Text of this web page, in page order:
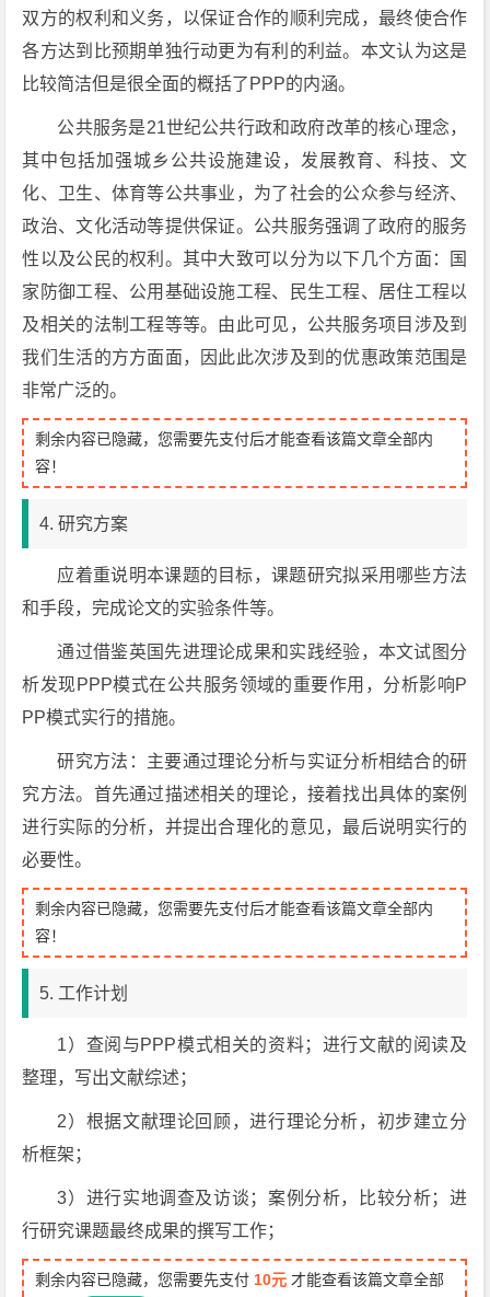
双方的权利和义务，以保证合作的顺利完成，最终使合作
各方达到比预期单独行动更为有利的利益。本文认为这是
比较简洁但是很全面的概括了PPP的内涵。
公共服务是21世纪公共行政和政府改革的核心理念，
其中包括加强城乡公共设施建设，发展教育、科技、文
化、卫生、体育等公共事业，为了社会的公众参与经济、
政治、文化活动等提供保证。公共服务强调了政府的服务
性以及公民的权利。其中大致可以分为以下几个方面：国
家防御工程、公用基础设施工程、民生工程、居住工程以
及相关的法制工程等等。由此可见，公共服务项目涉及到
我们生活的方方面面，因此此次涉及到的优惠政策范围是
非常广泛的。
剩余内容已隐藏，您需要先支付后才能查看该篇文章全部内
容！
4. 研究方案
应着重说明本课题的目标，课题研究拟采用哪些方法
和手段，完成论文的实验条件等。
通过借鉴英国先进理论成果和实践经验，本文试图分
析发现PPP模式在公共服务领域的重要作用，分析影响P
PP模式实行的措施。
研究方法：主要通过理论分析与实证分析相结合的研
究方法。首先通过描述相关的理论，接着找出具体的案例
进行实际的分析，并提出合理化的意见，最后说明实行的
必要性。
剩余内容已隐藏，您需要先支付后才能查看该篇文章全部内
容！
5. 工作计划
1）查阅与PPP模式相关的资料；进行文献的阅读及
整理，写出文献综述；
2）根据文献理论回顾，进行理论分析，初步建立分
析框架；
3）进行实地调查及访谈；案例分析，比较分析；进
行研究课题最终成果的撰写工作；
剩余内容已隐藏，您需要先支付 10元 才能查看该篇文章全部